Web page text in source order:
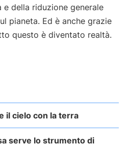
della riduzione generale
pianeta. Ed è anche grazie
questo è diventato realtà.
il cielo con la terra
serve lo strumento di